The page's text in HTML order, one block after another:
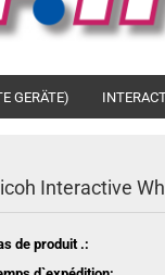
GERÄTE)
Interactive
de produit .: